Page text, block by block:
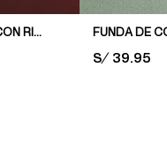
FUNDA DE COJÍN EN TERCIOPELO CON RIBETE DECORATIVO FUNDA DE
PRICE:
S/ 39.95